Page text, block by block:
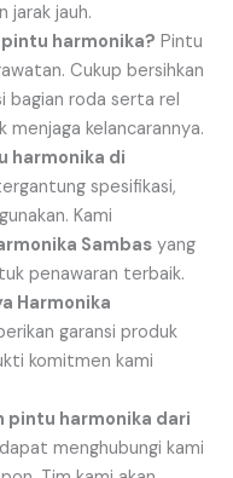
jarak jauh.
harmonika? Pintu
Cukup bersihkan
bagian roda serta rel
kelancarannya.
harmonika di
spesifikasi,
Kami
Sambas yang
penawaran terbaik.
Harmonika
garansi produk
komitmen kami
pintu harmonika dari
menghubungi kami